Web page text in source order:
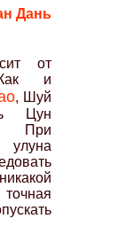
Дань
от
Как и
, Шуй
Цун
При